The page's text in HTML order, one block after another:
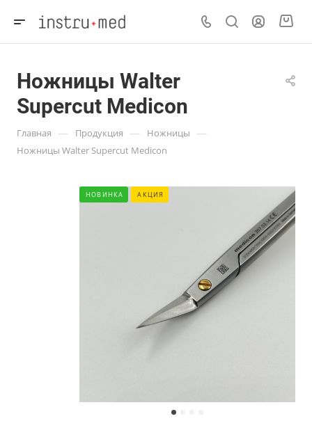
Ножницы Walter
Supercut Medicon
Главная — Продукция — Ножницы —
Ножницы Walter Supercut Medicon
НОВИНКА АКЦИЯ